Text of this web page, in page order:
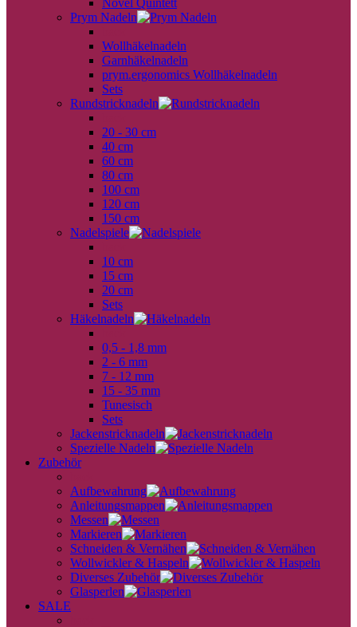
Novel Quintett
Prym Nadeln
Wollhäkelnadeln
Garnhäkelnadeln
prym.ergonomics Wollhäkelnadeln
Sets
Rundstricknadeln
20 - 30 cm
40 cm
60 cm
80 cm
100 cm
120 cm
150 cm
Nadelspiele
10 cm
15 cm
20 cm
Sets
Häkelnadeln
0,5 - 1,8 mm
2 - 6 mm
7 - 12 mm
15 - 35 mm
Tunesisch
Sets
Jackenstricknadeln
Spezielle Nadeln
Zubehör
Aufbewahrung
Anleitungsmappen
Messen
Markieren
Schneiden & Vernähen
Wollwickler & Haspeln
Diverses Zubehör
Glasperlen
SALE